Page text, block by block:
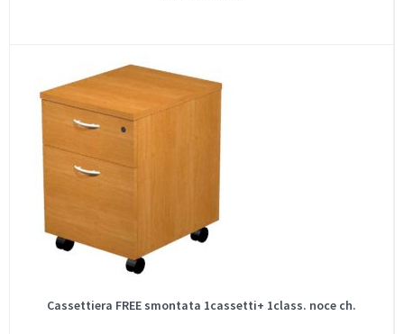
Cassettiera FREE smontata 1cassetti+ 1class. noce ch.